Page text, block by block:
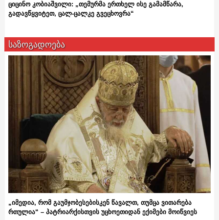
ციცინო კობიაშვილი: „თემურმა ერთხელ ისე გამამწარა,
გადავწყვიტეთ, ცალ-ცალკე გვეცხოვრა“
საზოგადოება
„იმედია, რომ გაუმჯობესებისკენ წავალთ, თუმცა ვითარება
რთულია“ – პატრიარქისთვის უცხოეთიდან ექიმები მოიწვიეს